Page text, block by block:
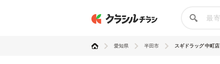
愛知県 半田市 スギドラッグ 中町店